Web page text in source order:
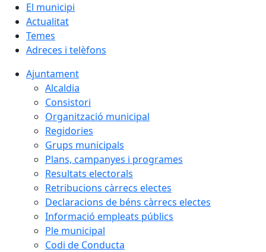
El municipi
Actualitat
Temes
Adreces i telèfons
Ajuntament
Alcaldia
Consistori
Organització municipal
Regidories
Grups municipals
Plans, campanyes i programes
Resultats electorals
Retribucions càrrecs electes
Declaracions de béns càrrecs electes
Informació empleats públics
Ple municipal
Codi de Conducta